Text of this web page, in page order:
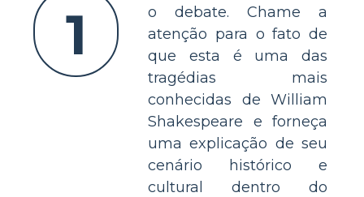
1
o debate. Chame a
atenção para o fato de
que esta é uma das
tragédias mais
conhecidas de William
Shakespeare e forneça
uma explicação de seu
cenário histórico e
cultural dentro do